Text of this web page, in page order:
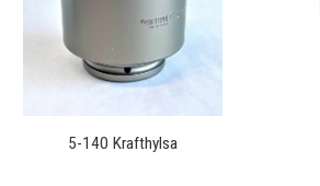
5-140 Krafthylsa